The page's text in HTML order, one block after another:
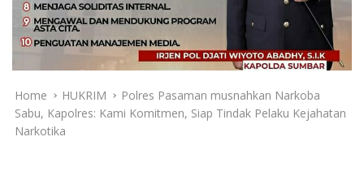
y
a
a
n
e
Home HUKRIM
Polres Pasaman musnahkan Narkoba
Sabu, Kapolres: Kami Komitmen, Siap Tindak Pelaku Kejahatan
Narkotika